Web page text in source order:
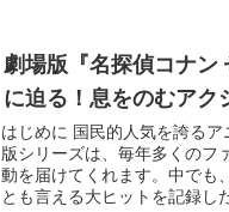
劇場版『名探偵コナン
に迫る！息をのむアク
はじめに 国民的人気を誇る
版シリーズは、毎年多くのフ
動を届けてくれます。中でも
とも言える大ヒットを記録し